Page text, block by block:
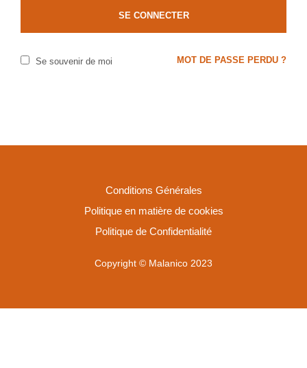
SE CONNECTER
Se souvenir de moi MOT DE PASSE PERDU ?
Conditions Générales
Politique en matière de cookies
Politique de Confidentialité
Copyright © Malanico 2023